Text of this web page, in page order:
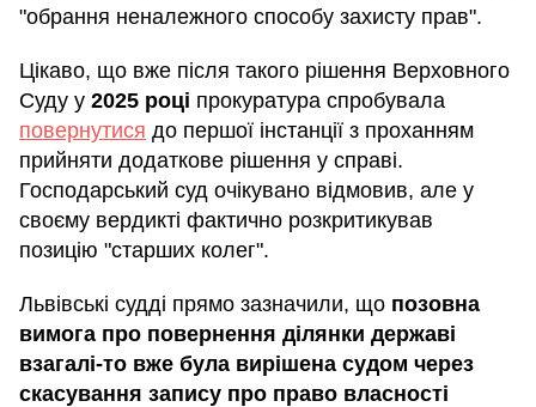
"обрання неналежного способу захисту прав".
Цікаво, що вже після такого рішення Верховного
Суду у 2025 році прокуратура спробувала
повернутися до першої інстанції з проханням
прийняти додаткове рішення у справі.
Господарський суд очікувано відмовив, але у
своєму вердикті фактично розкритикував
позицію "старших колег".
Львівські судді прямо зазначили, що позовна
вимога про повернення ділянки державі
взагалі-то вже була вирішена судом через
скасування запису про право власності